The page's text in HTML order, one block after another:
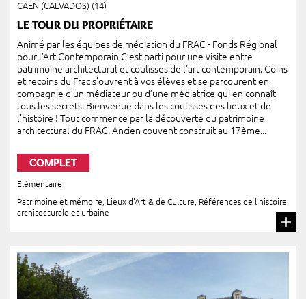
CAEN (CALVADOS) (14)
LE TOUR DU PROPRIÉTAIRE
Animé par les équipes de médiation du FRAC - Fonds Régional
pour l'Art Contemporain C’est parti pour une visite entre
patrimoine architectural et coulisses de l'art contemporain. Coins
et recoins du Frac s’ouvrent à vos élèves et se parcourent en
compagnie d’un médiateur ou d’une médiatrice qui en connaît
tous les secrets. Bienvenue dans les coulisses des lieux et de
l’histoire ! Tout commence par la découverte du patrimoine
architectural du FRAC. Ancien couvent construit au 17ème...
COMPLET
Elémentaire
Patrimoine et mémoire
Lieux d'Art & de Culture
Références de l’histoire
architecturale et urbaine